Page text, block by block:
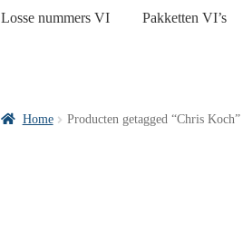
Losse nummers VI Pakketten VI’s
Home Producten getagged “Chris Koch”